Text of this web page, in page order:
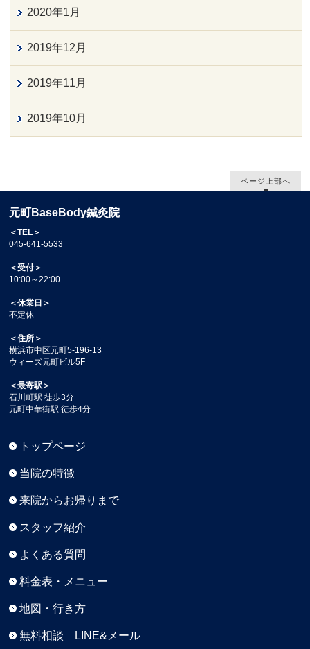
2020年1月
2019年12月
2019年11月
2019年10月
ページ上部へ
元町BaseBody鍼灸院
＜TEL＞
045-641-5533
＜受付＞
10:00～22:00
＜休業日＞
不定休
＜住所＞
横浜市中区元町5-196-13
ウィーズ元町ビル5F
＜最寄駅＞
石川町駅 徒歩3分
元町中華街駅 徒歩4分
トップページ
当院の特徴
来院からお帰りまで
スタッフ紹介
よくある質問
料金表・メニュー
地図・行き方
無料相談 LINE&メール